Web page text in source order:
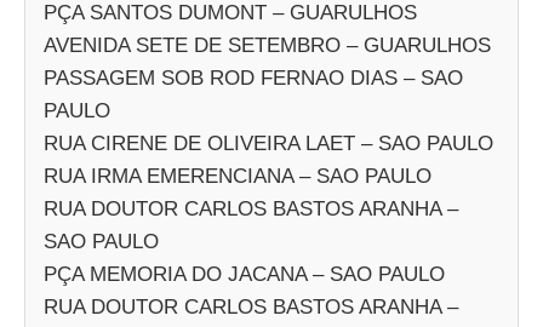
PÇA SANTOS DUMONT – GUARULHOS
AVENIDA SETE DE SETEMBRO – GUARULHOS
PASSAGEM SOB ROD FERNAO DIAS – SAO
PAULO
RUA CIRENE DE OLIVEIRA LAET – SAO PAULO
RUA IRMA EMERENCIANA – SAO PAULO
RUA DOUTOR CARLOS BASTOS ARANHA –
SAO PAULO
PÇA MEMORIA DO JACANA – SAO PAULO
RUA DOUTOR CARLOS BASTOS ARANHA –